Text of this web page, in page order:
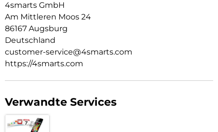
Transparent-matte Rückseite mit strukturierter Optik:
Die transparente Rückseite mit markanter Riffelstruktur
verleiht dem Case einen modernen, technischen Stil, der
nicht nur optisch beeindruckt, sondern sich auch
hervorragend anfühlt.
4smarts GmbH
Am Mittleren Moos 24
86167 Augsburg
Deutschland
customer-service@4smarts.com
https://4smarts.com
Verwandte Services